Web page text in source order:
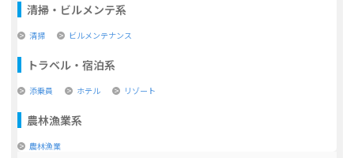
清掃・ビルメンテ系
清掃 ビルメンテナンス
トラベル・宿泊系
添乗員 ホテル リゾート
農林漁業系
農林漁業